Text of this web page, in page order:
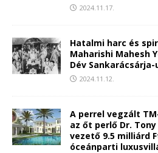
2024.11.17.
Hatalmi harc és
Maharishi Mahesh
Dév
2024.11.12.
A perrel vegzált
az őt perlő Dr.
vezető 9.5 milliárd
óceánparti